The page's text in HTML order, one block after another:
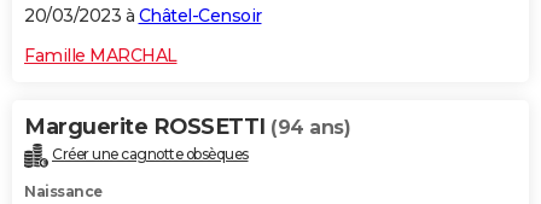
20/03/2023 à Châtel-Censoir
Famille MARCHAL
Marguerite ROSSETTI (94 ans)
Créer une cagnotte obsèques
Naissance